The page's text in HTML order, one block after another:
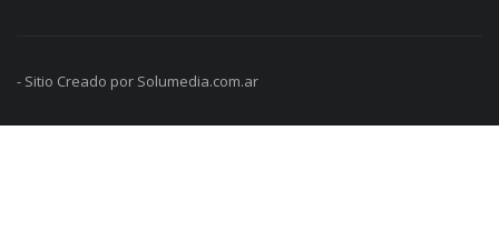
- Sitio Creado por Solumedia.com.ar